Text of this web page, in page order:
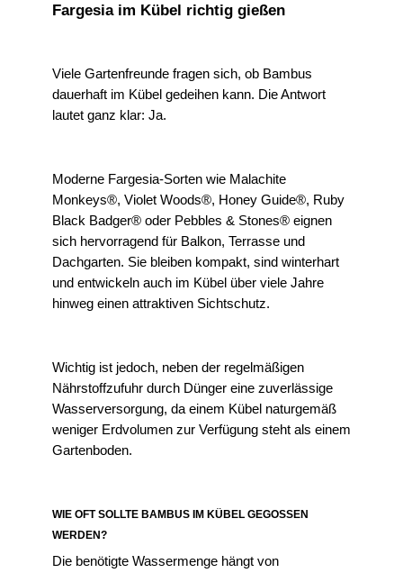
Fargesia im Kübel richtig gießen
Viele Gartenfreunde fragen sich, ob Bambus
dauerhaft im Kübel gedeihen kann. Die Antwort
lautet ganz klar: Ja.
Moderne Fargesia-Sorten wie Malachite
Monkeys®, Violet Woods®, Honey Guide®, Ruby
Black Badger® oder Pebbles & Stones® eignen
sich hervorragend für Balkon, Terrasse und
Dachgarten. Sie bleiben kompakt, sind winterhart
und entwickeln auch im Kübel über viele Jahre
hinweg einen attraktiven Sichtschutz.
Wichtig ist jedoch, neben der regelmäßigen
Nährstoffzufuhr durch Dünger eine zuverlässige
Wasserversorgung, da einem Kübel naturgemäß
weniger Erdvolumen zur Verfügung steht als einem
Gartenboden.
WIE OFT SOLLTE BAMBUS IM KÜBEL GEGOSSEN
WERDEN?
Die benötigte Wassermenge hängt von